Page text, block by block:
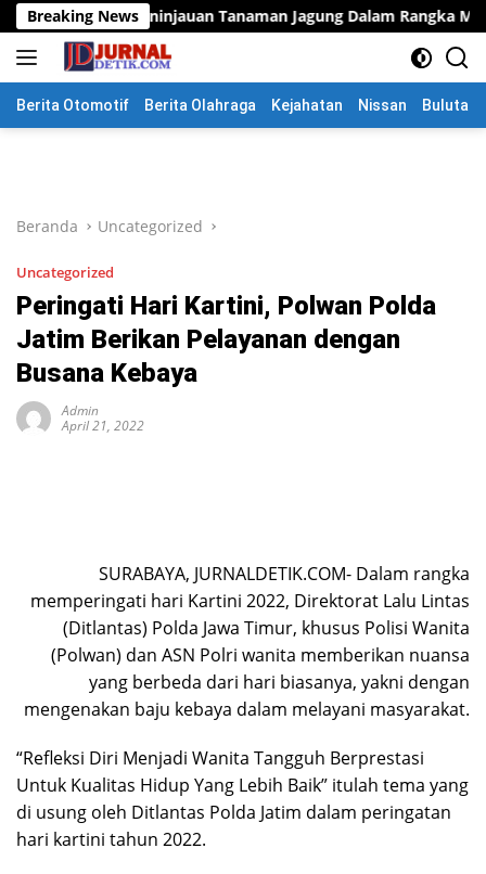
Langsung
ke
konten
Breaking News
Tanaman Jagung Dalam Rangka Mendukung
Berita Otomotif Berita Olahraga Kejahatan Nissan
Beranda Uncategorized
Uncategorized
Peringati Hari Kartini, Polwan Polda
Jatim Berikan Pelayanan dengan
Busana Kebaya
Admin
April 21, 2022
SURABAYA, JURNALDETIK.COM- Dalam rangka
memperingati hari Kartini 2022, Direktorat Lalu Lintas
(Ditlantas) Polda Jawa Timur, khusus Polisi Wanita
(Polwan) dan ASN Polri wanita memberikan nuansa
yang berbeda dari hari biasanya, yakni dengan
mengenakan baju kebaya dalam melayani masyarakat.
“Refleksi Diri Menjadi Wanita Tangguh Berprestasi
Untuk Kualitas Hidup Yang Lebih Baik” itulah tema yang
di usung oleh Ditlantas Polda Jatim dalam peringatan
hari kartini tahun 2022.